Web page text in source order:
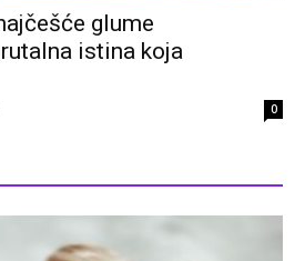
glume
istina koja
0